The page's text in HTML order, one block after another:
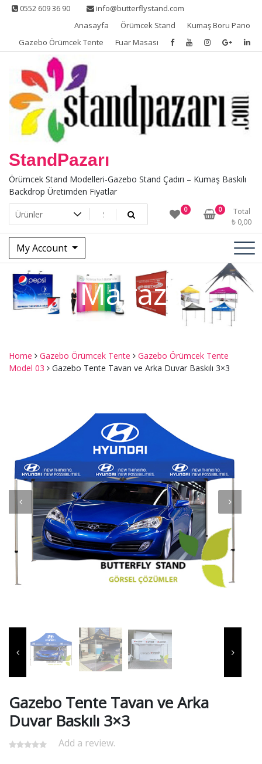
Skip 0552 609 36 90
info@butterflystand.com
Anasayfa
Örümcek Stand
Kumaş Boru Pano
Gazebo Örümcek Tente
Fuar Masası
StandPazarı
Örümcek Stand Modelleri-Gazebo Stand Çadırı – Kumaş Baskılı
Backdrop Üretimden Fiyatlar
0 0
Total
₺ 0,00
My Account
Mağaza
Home Gazebo Örümcek Tente
Gazebo Örümcek Tente
Model 03
Gazebo Tente Tavan ve Arka Duvar Baskılı 3×3
Gazebo Tente Tavan ve Arka
Duvar Baskılı 3×3
Add a review.